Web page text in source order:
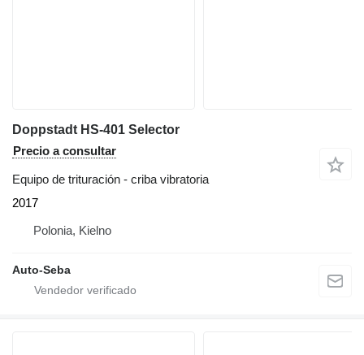
Doppstadt HS-401 Selector
Precio a consultar
Equipo de trituración - criba vibratoria
2017
Polonia, Kielno
Auto-Seba